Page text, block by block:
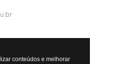
conteúdos e melhorar